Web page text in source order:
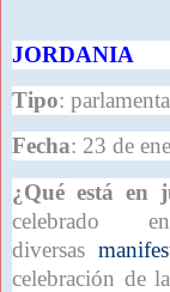
JORDANIA
Tipo:
Fecha: 23 de
¿Qué está en
celebrado
diversas
celebración de